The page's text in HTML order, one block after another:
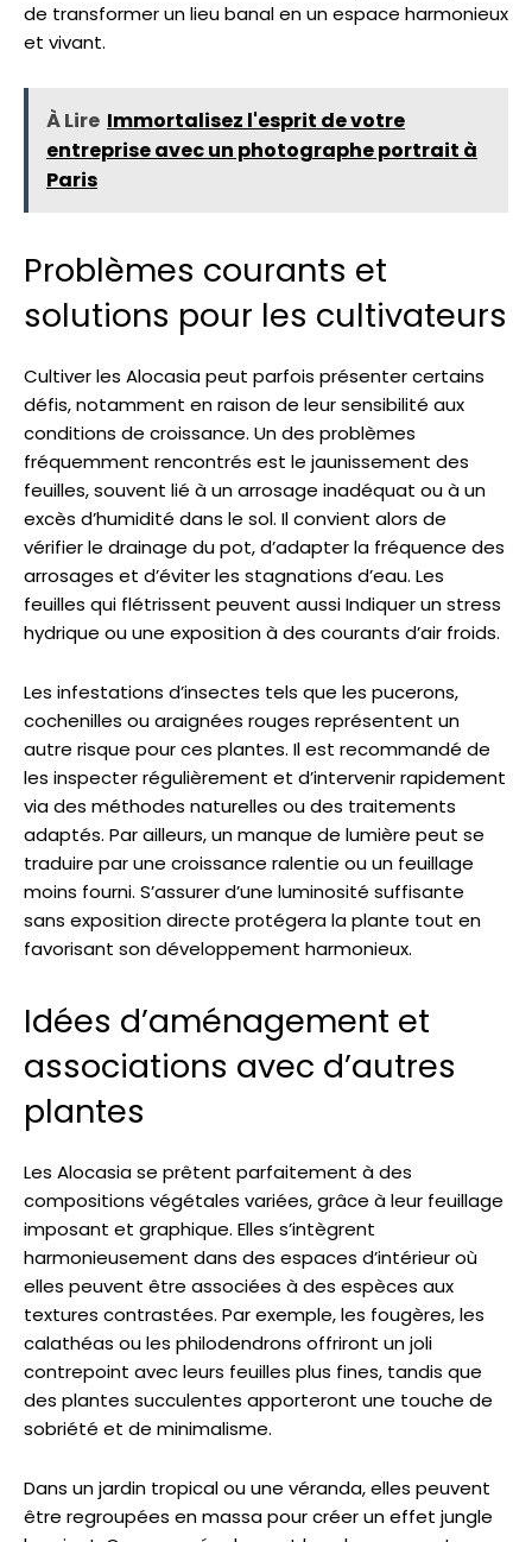
de transformer un lieu banal en un espace harmonieux
et vivant.
À Lire Immortalisez l'esprit de votre
entreprise avec un photographe portrait à
Paris
Problèmes courants et
solutions pour les cultivateurs
Cultiver les Alocasia peut parfois présenter certains
défis, notamment en raison de leur sensibilité aux
conditions de croissance. Un des problèmes
fréquemment rencontrés est le jaunissement des
feuilles, souvent lié à un arrosage inadéquat ou à un
excès d’humidité dans le sol. Il convient alors de
vérifier le drainage du pot, d’adapter la fréquence des
arrosages et d’éviter les stagnations d’eau. Les
feuilles qui flétrissent peuvent aussi Indiquer un stress
hydrique ou une exposition à des courants d’air froids.
Les infestations d’insectes tels que les pucerons,
cochenilles ou araignées rouges représentent un
autre risque pour ces plantes. Il est recommandé de
les inspecter régulièrement et d’intervenir rapidement
via des méthodes naturelles ou des traitements
adaptés. Par ailleurs, un manque de lumière peut se
traduire par une croissance ralentie ou un feuillage
moins fourni. S’assurer d’une luminosité suffisante
sans exposition directe protégera la plante tout en
favorisant son développement harmonieux.
Idées d’aménagement et
associations avec d’autres
plantes
Les Alocasia se prêtent parfaitement à des
compositions végétales variées, grâce à leur feuillage
imposant et graphique. Elles s’intègrent
harmonieusement dans des espaces d’intérieur où
elles peuvent être associées à des espèces aux
textures contrastées. Par exemple, les fougères, les
calathéas ou les philodendrons offriront un joli
contrepoint avec leurs feuilles plus fines, tandis que
des plantes succulentes apporteront une touche de
sobriété et de minimalisme.
Dans un jardin tropical ou une véranda, elles peuvent
être regroupées en massa pour créer un effet jungle